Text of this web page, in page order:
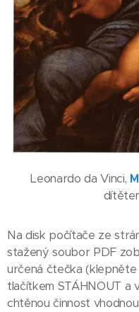
Leonardo da Vinci,
Na disk počítače ze
stažený soubor PDF
určená čtečka
tlačítkem STÁHNOUT a
chtěnou činnost